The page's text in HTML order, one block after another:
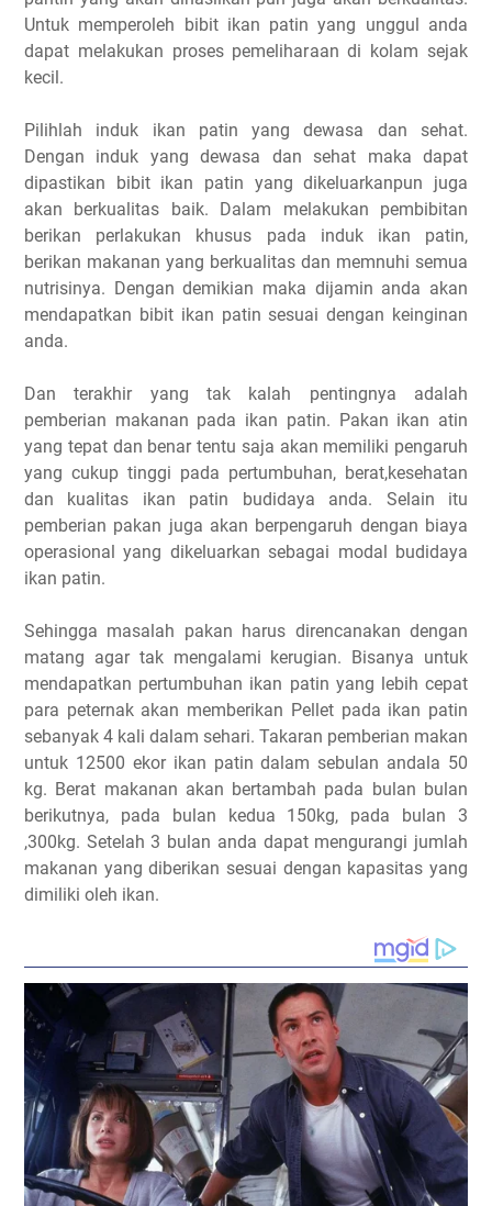
Untuk memperoleh bibit ikan patin yang unggul anda
dapat melakukan proses pemeliharaan di kolam sejak
kecil.
Pilihlah induk ikan patin yang dewasa dan sehat.
Dengan induk yang dewasa dan sehat maka dapat
dipastikan bibit ikan patin yang dikeluarkanpun juga
akan berkualitas baik. Dalam melakukan pembibitan
berikan perlakukan khusus pada induk ikan patin,
berikan makanan yang berkualitas dan memnuhi semua
nutrisinya. Dengan demikian maka dijamin anda akan
mendapatkan bibit ikan patin sesuai dengan keinginan
anda.
Dan terakhir yang tak kalah pentingnya adalah
pemberian makanan pada ikan patin. Pakan ikan atin
yang tepat dan benar tentu saja akan memiliki pengaruh
yang cukup tinggi pada pertumbuhan, berat,kesehatan
dan kualitas ikan patin budidaya anda. Selain itu
pemberian pakan juga akan berpengaruh dengan biaya
operasional yang dikeluarkan sebagai modal budidaya
ikan patin.
Sehingga masalah pakan harus direncanakan dengan
matang agar tak mengalami kerugian. Bisanya untuk
mendapatkan pertumbuhan ikan patin yang lebih cepat
para peternak akan memberikan Pellet pada ikan patin
sebanyak 4 kali dalam sehari. Takaran pemberian makan
untuk 12500 ekor ikan patin dalam sebulan andala 50
kg. Berat makanan akan bertambah pada bulan bulan
berikutnya, pada bulan kedua 150kg, pada bulan 3
,300kg. Setelah 3 bulan anda dapat mengurangi jumlah
makanan yang diberikan sesuai dengan kapasitas yang
dimiliki oleh ikan.